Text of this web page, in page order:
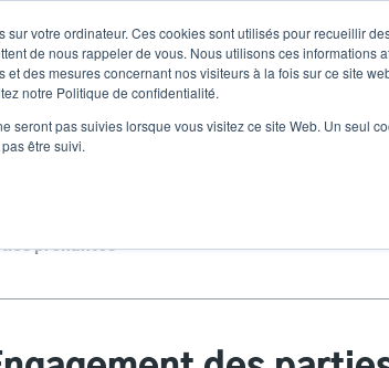
sur votre ordinateur. Ces cookies sont utilisés pour recueillir
de nous rappeler de vous. Nous utilisons ces informations
des mesures concernant nos visiteurs à la fois sur ce site
notre Politique de confidentialité.
seront pas suivies lorsque vous visitez ce site Web. Un seul
être suivi.
prenantes